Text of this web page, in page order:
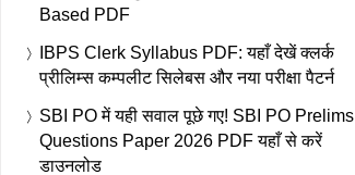
Based PDF
IBPS Clerk Syllabus PDF: यहाँ देखें क्लर्क
प्रीलिम्स कम्पलीट सिलेबस और नया परीक्षा पैटर्न
SBI PO में यही सवाल पूछे गए! SBI PO Prelims
Questions Paper 2026 PDF यहाँ से करें
डाउनलोड